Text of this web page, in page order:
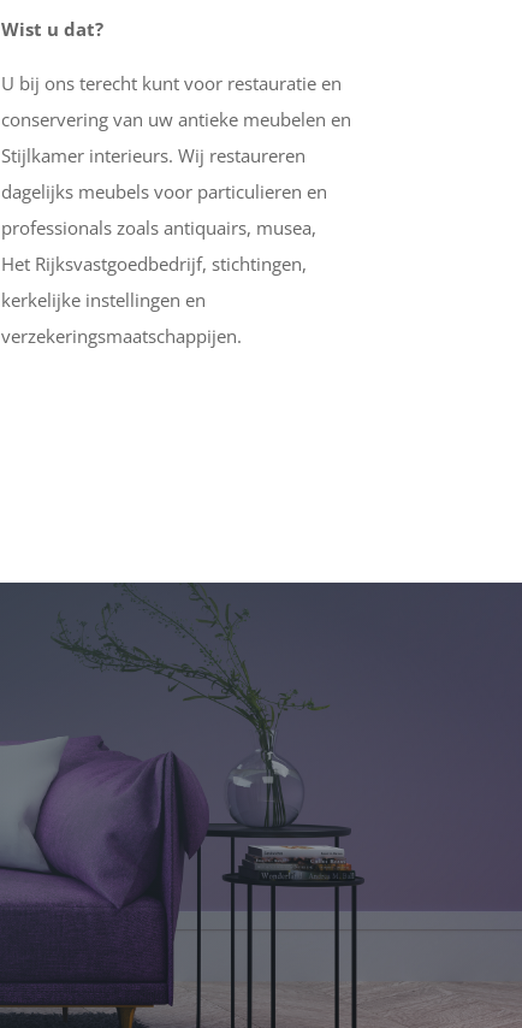
Wist u dat?
U bij ons terecht kunt voor restauratie en
conservering van uw antieke meubelen en
Stijlkamer interieurs. Wij restaureren
dagelijks meubels voor particulieren en
professionals zoals antiquairs, musea,
Het Rijksvastgoedbedrijf, stichtingen,
kerkelijke instellingen en
verzekeringsmaatschappijen.